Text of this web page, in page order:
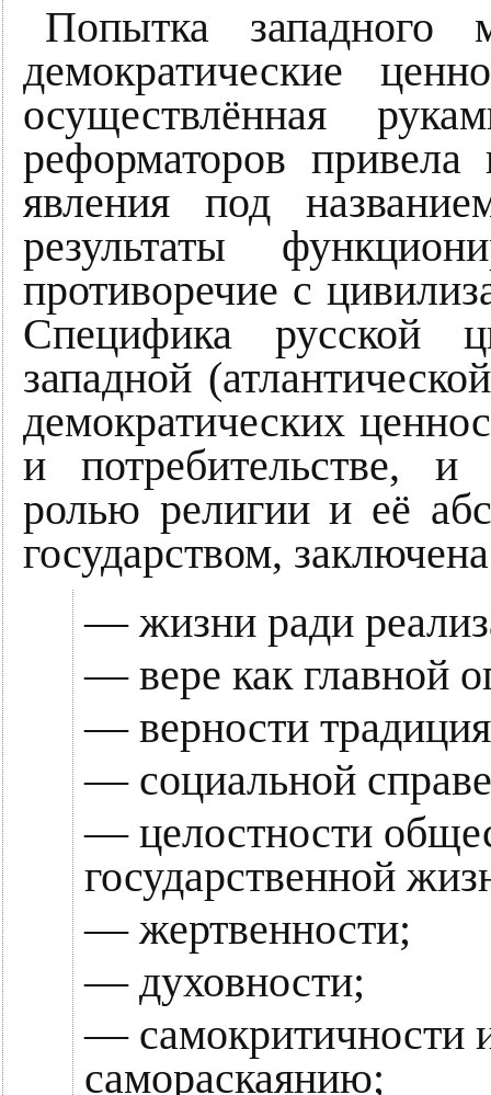
Попытка западного
демократические
осуществлённая
реформаторов
явления под
результаты
противоречие с
Специфика русской
западной
демократических
и потребительстве,
ролью религии и её
государством,
— жизни ради
— вере как главной
— верности
— социальной
— целостности
государственной
— жертвенности;
— духовности;
— самокритичности
самораскаянию;